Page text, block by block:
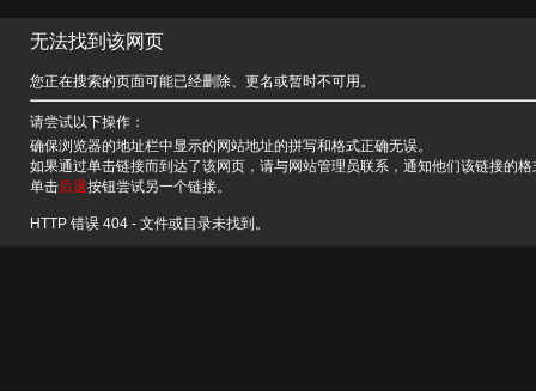
无法找到该网页
您正在搜索的页面可能已经删除、更名或暂时不可用。
请尝试以下操作：
确保浏览器的地址栏中显示的网站地址的拼写和格式正确无误。
如果通过单击链接而到达了该网页，请与网站管理员联系，通知他们该链接的
单击后退按钮尝试另一个链接。
HTTP 错误 404 - 文件或目录未找到。